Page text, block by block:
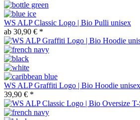
WS ALP Classic Logo | Bio Pulli unisex
ab 30,90 € *
WS ALP Graffiti Logo | Bio Hoodie unisex
39,90 € *